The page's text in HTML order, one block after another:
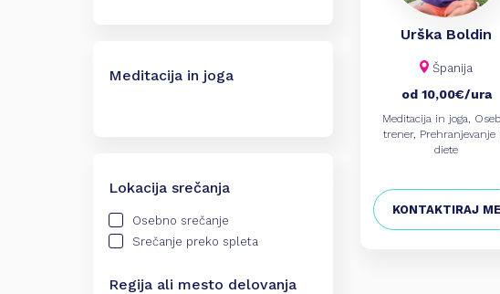
Meditacija in joga
Lokacija srečanja
Osebno srečanje
Srečanje preko spleta
Regija ali mesto delovanja
Urška Boldin
Španija
od 10,00€/ura
Meditacija in joga,
trener, Prehranjevanje
diete
KONTAKTIRAJ ME